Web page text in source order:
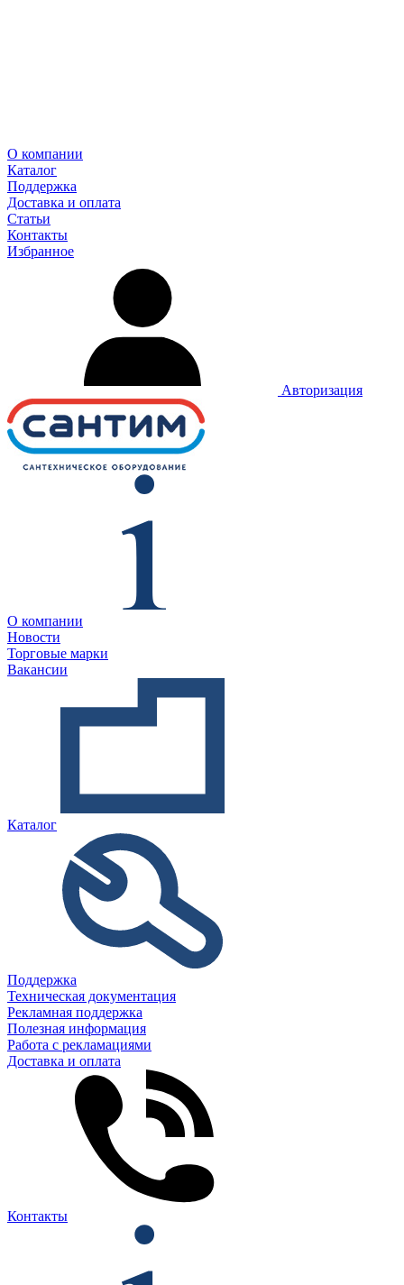
О компании
Каталог
Поддержка
Доставка и оплата
Статьи
Контакты
Избранное
Авторизация
О компании
Новости
Торговые марки
Вакансии
Каталог
Поддержка
Техническая документация
Рекламная поддержка
Полезная информация
Работа с рекламациями
Доставка и оплата
Контакты